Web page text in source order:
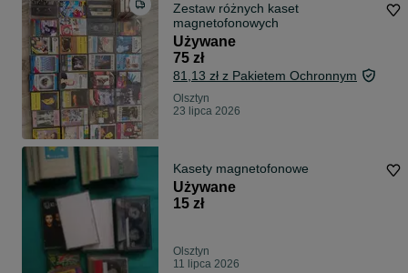
Zestaw różnych kaset
magnetofonowych
Używane
75 zł
81,13 zł z Pakietem Ochronnym
Olsztyn
23 lipca 2026
Kasety magnetofonowe
Używane
15 zł
Olsztyn
11 lipca 2026